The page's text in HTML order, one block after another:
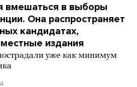
вмешаться в выборы
Она распространяет
кандидатах,
издания
уже как минимум